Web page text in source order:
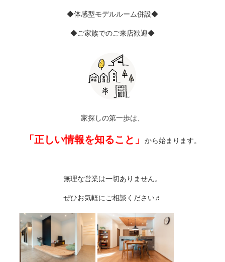
◆体感型モデルルーム併設◆
◆ご家族でのご来店歓迎◆
家探しの第一歩は、
「正しい情報を知ること」 から始まります。
無理な営業は一切ありません。
ぜひお気軽にご相談ください♬